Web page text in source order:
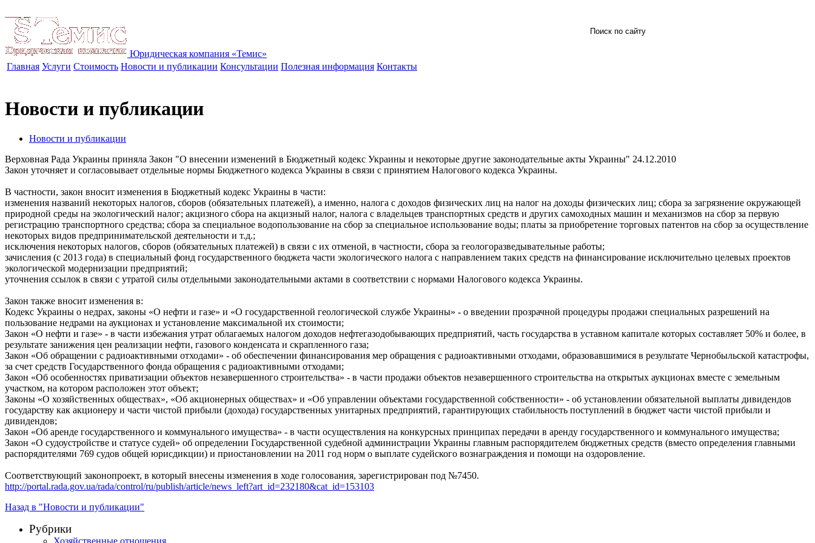
Юридическая компания «Темис»
Главная Услуги Стоимость Новости и публикации Консультации Полезная информация Контакты
Новости и публикации
Новости и публикации
Верховная Рада Украины приняла Закон "О внесении изменений в Бюджетный кодекс Украины и некоторые другие законодательные акты Украины" 24.12.2010
Закон уточняет и согласовывает отдельные нормы Бюджетного кодекса Украины в связи с принятием Налогового кодекса Украины.
В частности, закон вносит изменения в Бюджетный кодекс Украины в части:
изменения названий некоторых налогов, сборов (обязательных платежей), а именно, налога с доходов физических лиц на налог на доходы физических лиц; сбора за загрязнение окружающей
природной среды на экологический налог; акцизного сбора на акцизный налог, налога с владельцев транспортных средств и других самоходных машин и механизмов на сбор за первую
регистрацию транспортного средства; сбора за специальное водопользование на сбор за специальное использование воды; платы за приобретение торговых патентов на сбор за осуществление
некоторых видов предпринимательской деятельности и т.д.;
исключения некоторых налогов, сборов (обязательных платежей) в связи с их отменой, в частности, сбора за геологоразведывательные работы;
зачисления (с 2013 года) в специальный фонд государственного бюджета части экологического налога с направлением таких средств на финансирование исключительно целевых проектов
экологической модернизации предприятий;
уточнения ссылок в связи с утратой силы отдельными законодательными актами в соответствии с нормами Налогового кодекса Украины.
Закон также вносит изменения в:
Кодекс Украины о недрах, законы «О нефти и газе» и «О государственной геологической службе Украины» - о введении прозрачной процедуры продажи специальных разрешений на
пользование недрами на аукционах и установление максимальной их стоимости;
Закон «О нефти и газе» - в части избежания утрат облагаемых налогом доходов нефтегазодобывающих предприятий, часть государства в уставном капитале которых составляет 50% и более, в
результате занижения цен реализации нефти, газового конденсата и скрапленного газа;
Закон «Об обращении с радиоактивными отходами» - об обеспечении финансирования мер обращения с радиоактивными отходами, образовавшимися в результате Чернобыльской катастрофы,
за счет средств Государственного фонда обращения с радиоактивными отходами;
Закон «Об особенностях приватизации объектов незавершенного строительства» - в части продажи объектов незавершенного строительства на открытых аукционах вместе с земельным
участком, на котором расположен этот объект;
Законы «О хозяйственных обществах», «Об акционерных обществах» и «Об управлении объектами государственной собственности» - об установлении обязательной выплаты дивидендов
государству как акционеру и части чистой прибыли (дохода) государственных унитарных предприятий, гарантирующих стабильность поступлений в бюджет части чистой прибыли и
дивидендов;
Закон «Об аренде государственного и коммунального имущества» - в части осуществления на конкурсных принципах передачи в аренду государственного и коммунального имущества;
Закон «О судоустройстве и статусе судей» об определении Государственной судебной администрации Украины главным распорядителем бюджетных средств (вместо определения главными
распорядителями 769 судов общей юрисдикции) и приостановлении на 2011 год норм о выплате судейского вознаграждения и помощи на оздоровление.
Соответствующий законопроект, в который внесены изменения в ходе голосования, зарегистрирован под №7450.
http://portal.rada.gov.ua/rada/control/ru/publish/article/news_left?art_id=232180&cat_id=153103
Назад в "Новости и публикации"
Рубрики
Хозяйственные отношения